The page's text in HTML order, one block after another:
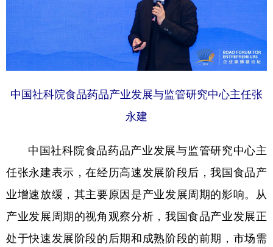
中国社科院食品药品产业发展与监管研究中心主任张
永建
中国社科院食品药品产业发展与监管研究中心主
任张永建表示，在经历高速发展阶段后，我国食品产
业增速放缓，其主要原因是产业发展周期的影响。从
产业发展周期的视角观察分析，我国食品产业发展正
处于快速发展阶段的后期和成熟阶段的前期，市场需